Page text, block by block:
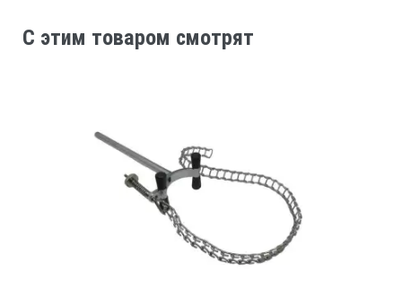
C этим товаром смотрят